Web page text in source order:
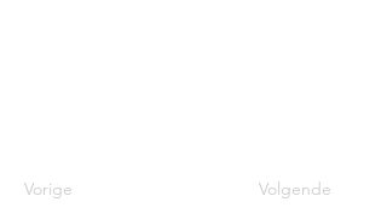
Vorige Volgende